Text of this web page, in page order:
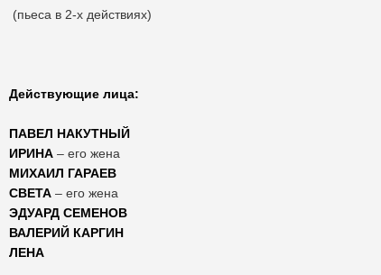
(пьеса в 2-х действиях)
Действующие лица:
ПАВЕЛ НАКУТНЫЙ
ИРИНА – его жена
МИХАИЛ ГАРАЕВ
СВЕТА – его жена
ЭДУАРД СЕМЕНОВ
ВАЛЕРИЙ КАРГИН
ЛЕНА